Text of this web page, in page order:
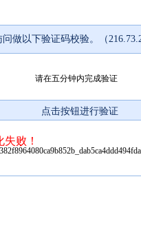
做以下验证码校验。（
请在五分钟内完成验证
败！